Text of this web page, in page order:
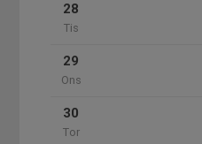
28
Tis
29
Ons
30
Tor